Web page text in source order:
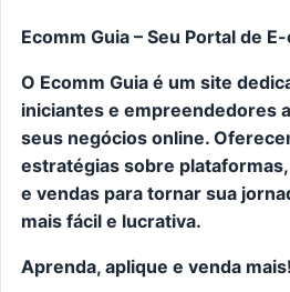
Ecomm Guia – Seu Portal de
O Ecomm Guia é um site
iniciantes e empreendedores
seus negócios online.
estratégias sobre
e vendas para tornar sua
mais fácil e lucrativa.
Aprenda, aplique e venda mais!